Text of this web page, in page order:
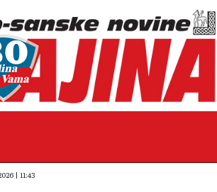
| 11:43